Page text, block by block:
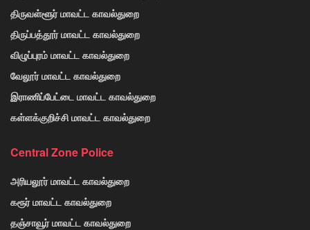
திருவள்ளூர் மாவட்ட காவல்துறை
திருப்பத்தூர் மாவட்ட காவல்துறை
விழுப்புரம் மாவட்ட காவல்துறை
வேலூர் மாவட்ட காவல்துறை
இராணிப்பேட்டை மாவட்ட காவல்துறை
கள்ளக்குறிச்சி மாவட்ட காவல்துறை
Central Zone Police
அரியலூர் மாவட்ட காவல்துறை
கரூர் மாவட்ட காவல்துறை
தஞ்சாவூர் மாவட்ட காவல்துறை